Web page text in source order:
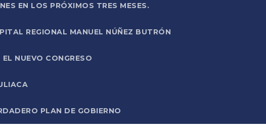
EN LOS PRÓXIMOS TRES MESES.
REGIONAL MANUEL NÚÑEZ BUTRÓN
NUEVO CONGRESO
PLAN DE GOBIERNO